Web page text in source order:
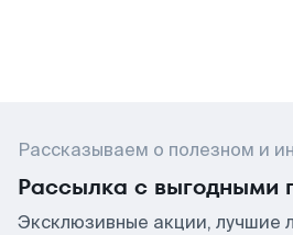
Рассказываем о полезном и
Рассылка с выгодными
Эксклюзивные акции, лучшие